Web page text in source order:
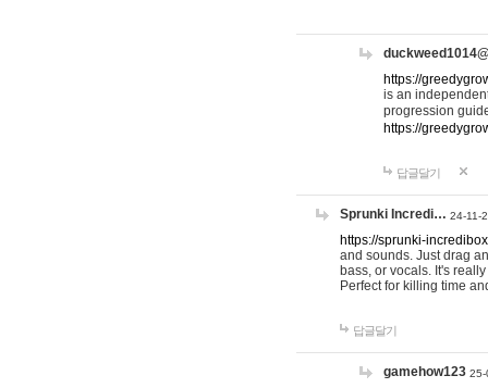
https://
is an
progression
https://
답글달기
Sprunki Incredi… 24-11-
https://sprunki-
and sounds. Just drag
bass, or vocals. It's
Perfect for killing time
답글달기
gamehow123 25-